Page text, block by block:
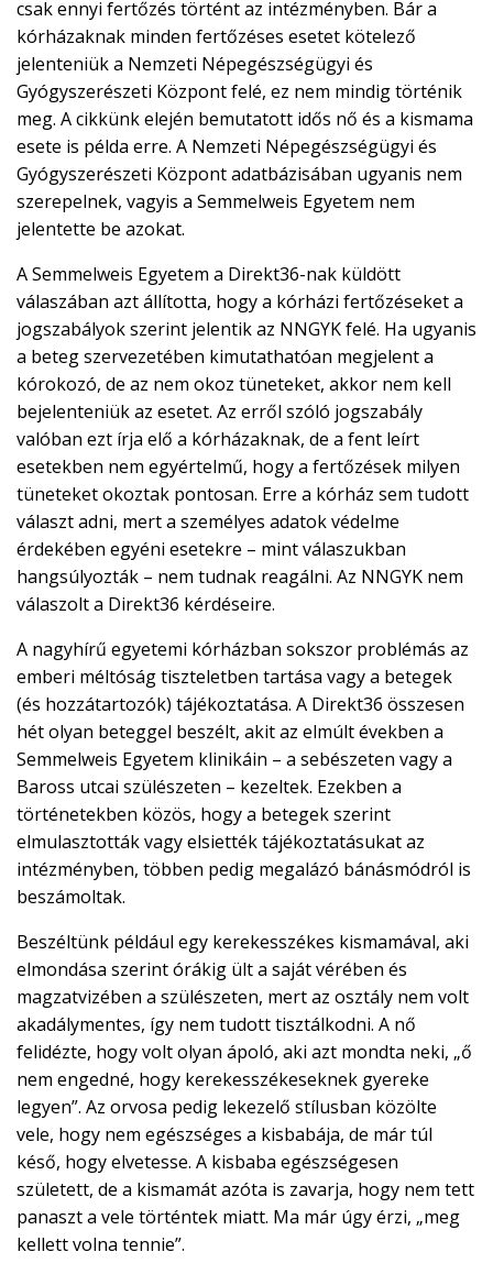
csak ennyi fertőzés történt az intézményben. Bár a
kórházaknak minden fertőzéses esetet kötelező
jelenteniük a Nemzeti Népegészségügyi és
Gyógyszerészeti Központ felé, ez nem mindig történik
meg. A cikkünk elején bemutatott idős nő és a kismama
esete is példa erre. A Nemzeti Népegészségügyi és
Gyógyszerészeti Központ adatbázisában ugyanis nem
szerepelnek, vagyis a Semmelweis Egyetem nem
jelentette be azokat.
A Semmelweis Egyetem a Direkt36-nak küldött
válaszában azt állította, hogy a kórházi fertőzéseket a
jogszabályok szerint jelentik az NNGYK felé. Ha ugyanis
a beteg szervezetében kimutathatóan megjelent a
kórokozó, de az nem okoz tüneteket, akkor nem kell
bejelenteniük az esetet. Az erről szóló jogszabály
valóban ezt írja elő a kórházaknak, de a fent leírt
esetekben nem egyértelmű, hogy a fertőzések milyen
tüneteket okoztak pontosan. Erre a kórház sem tudott
választ adni, mert a személyes adatok védelme
érdekében egyéni esetekre – mint válaszukban
hangsúlyozták – nem tudnak reagálni. Az NNGYK nem
válaszolt a Direkt36 kérdéseire.
A nagyhírű egyetemi kórházban sokszor problémás az
emberi méltóság tiszteletben tartása vagy a betegek
(és hozzátartozók) tájékoztatása. A Direkt36 összesen
hét olyan beteggel beszélt, akit az elmúlt években a
Semmelweis Egyetem klinikáin – a sebészeten vagy a
Baross utcai szülészeten – kezeltek. Ezekben a
történetekben közös, hogy a betegek szerint
elmulasztották vagy elsiették tájékoztatásukat az
intézményben, többen pedig megalázó bánásmódról is
beszámoltak.
Beszéltünk például egy kerekesszékes kismamával, aki
elmondása szerint órákig ült a saját vérében és
magzatvizében a szülészeten, mert az osztály nem volt
akadálymentes, így nem tudott tisztálkodni. A nő
felidézte, hogy volt olyan ápoló, aki azt mondta neki, „ő
nem engedné, hogy kerekesszékeseknek gyereke
legyen”. Az orvosa pedig lekezelő stílusban közölte
vele, hogy nem egészséges a kisbabája, de már túl
késő, hogy elvetesse. A kisbaba egészségesen
született, de a kismamát azóta is zavarja, hogy nem tett
panaszt a vele történtek miatt. Ma már úgy érzi, „meg
kellett volna tennie”.